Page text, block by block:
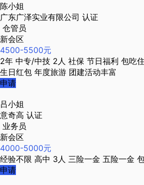
陈小姐
广东广泽实业有限公司 认证
仓管员
新会区
4500-5500元
2年 中专/中技 2人 社保 节日福利 包吃住
生日红包 年度旅游 团建活动丰富
申请
吕小姐
意奇高 认证
业务员
新会区
4000-5000元
经验不限 高中 3人 三险一金 五险一金
申请